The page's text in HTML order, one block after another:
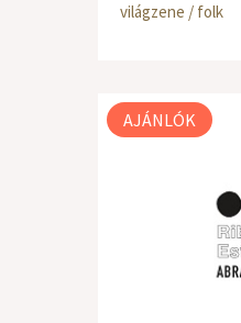
világzene / folk
AJÁNLÓK